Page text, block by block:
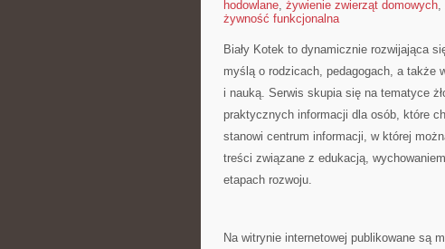
hodowlane, żywienie zwierząt domowych,
żywność funkcjonalna
Biały Kotek to dynamicznie rozwijająca
myślą o rodzicach, pedagogach, a także
i nauką. Serwis skupia się na tematyce
praktycznych informacji dla osób, które
stanowi centrum informacji, w której
treści związane z edukacją,
etapach rozwoju.
Na witrynie internetowej publikowane są